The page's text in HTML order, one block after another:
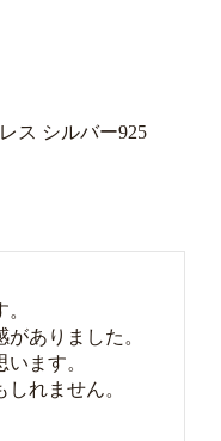
ス シルバー925
ありました。
ます。
れません。